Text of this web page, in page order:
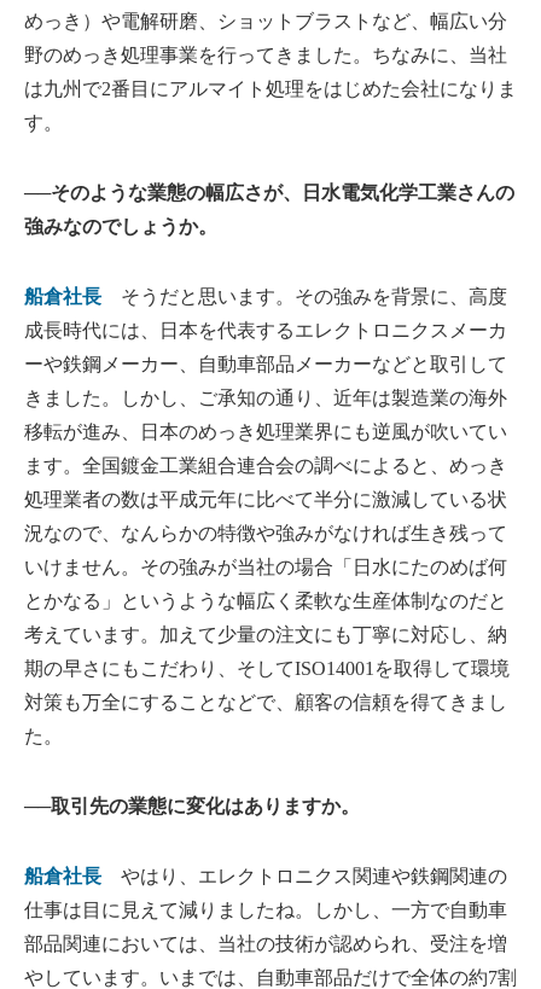
めっき）や電解研磨、ショットブラストなど、幅広い分
野のめっき処理事業を行ってきました。ちなみに、当社
は九州で2番目にアルマイト処理をはじめた会社になりま
す。
──そのような業態の幅広さが、日水電気化学工業さんの
強みなのでしょうか。
船倉社長 そうだと思います。その強みを背景に、高度
成長時代には、日本を代表するエレクトロニクスメーカ
ーや鉄鋼メーカー、自動車部品メーカーなどと取引して
きました。しかし、ご承知の通り、近年は製造業の海外
移転が進み、日本のめっき処理業界にも逆風が吹いてい
ます。全国鍍金工業組合連合会の調べによると、めっき
処理業者の数は平成元年に比べて半分に激減している状
況なので、なんらかの特徴や強みがなければ生き残って
いけません。その強みが当社の場合「日水にたのめば何
とかなる」というような幅広く柔軟な生産体制なのだと
考えています。加えて少量の注文にも丁寧に対応し、納
期の早さにもこだわり、そしてISO14001を取得して環境
対策も万全にすることなどで、顧客の信頼を得てきまし
た。
──取引先の業態に変化はありますか。
船倉社長 やはり、エレクトロニクス関連や鉄鋼関連の
仕事は目に見えて減りましたね。しかし、一方で自動車
部品関連においては、当社の技術が認められ、受注を増
やしています。いまでは、自動車部品だけで全体の約7割